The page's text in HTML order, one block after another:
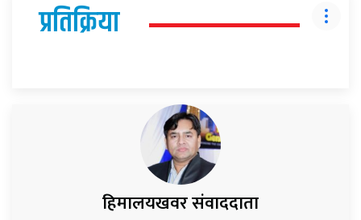
प्रतिक्रिया
हिमालयखवर संवाददाता